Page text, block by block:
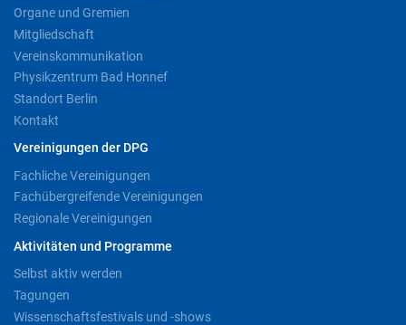
Organe und Gremien
Mitgliedschaft
Vereinskommunikation
Physikzentrum Bad Honnef
Standort Berlin
Kontakt
Vereinigungen der DPG
Fachliche Vereinigungen
Fachübergreifende Vereinigungen
Regionale Vereinigungen
Aktivitäten und Programme
Selbst aktiv werden
Tagungen
Wissenschaftsfestivals und -shows